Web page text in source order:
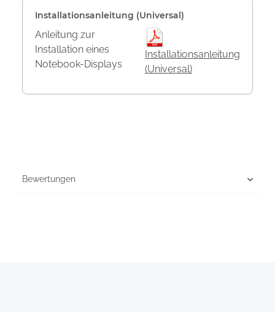
Installationsanleitung (Universal)
Anleitung zur
Installation eines
Notebook-Displays
Installationsanleitung
(Universal)
Bewertungen